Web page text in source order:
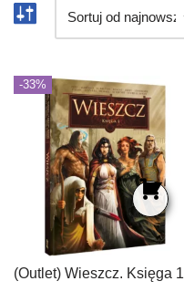
-33%
(Outlet) Wieszcz. Księga 1